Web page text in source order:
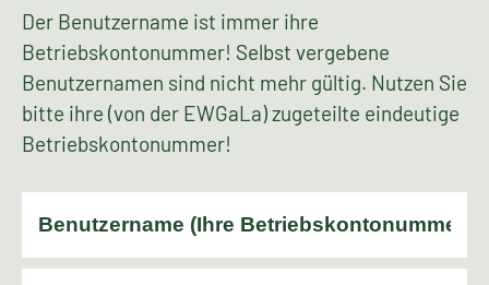
Der Benutzername ist immer ihre
Betriebskontonummer! Selbst vergebene
Benutzernamen sind nicht mehr gültig. Nutzen Sie
bitte ihre (von der EWGaLa) zugeteilte eindeutige
Betriebskontonummer!